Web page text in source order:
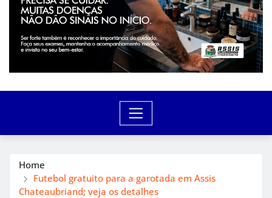
Home
Futebol gratuito para a garotada em Assis
Chateaubriand; veja os detalhes